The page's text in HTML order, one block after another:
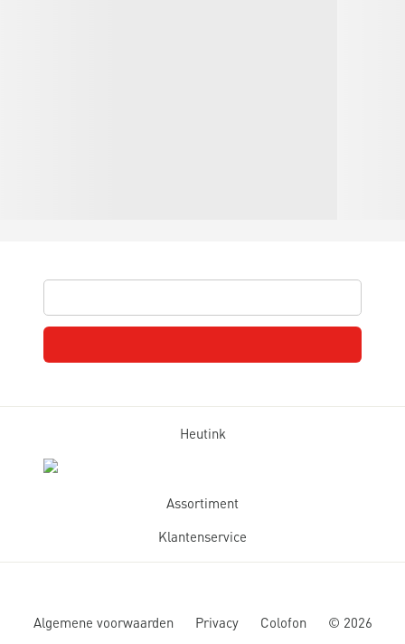
Heutink
Assortiment
Klantenservice
Algemene voorwaarden Privacy Colofon © 2026